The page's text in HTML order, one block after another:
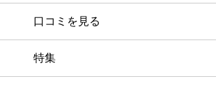
口コミを見る
特集